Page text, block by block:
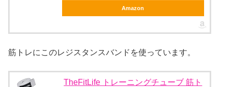
Amazon
筋トレにこのレジスタンスバンドを使っています。
TheFitLife トレーニングチューブ 筋ト